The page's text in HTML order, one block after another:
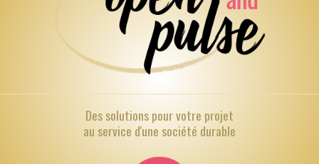
Des solutions pourvotre projet
au service d'une société durable